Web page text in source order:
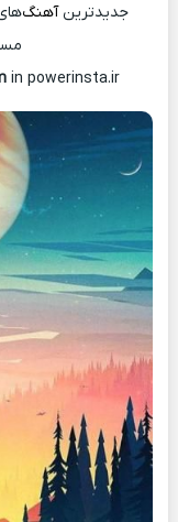
جدیدترینآهنگ
in powerinsta.ir